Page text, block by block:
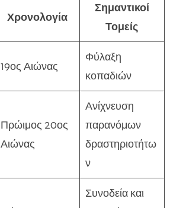
Χρονολογία
Σημαντικοί
Τομείς
19ος Αιώνας
Φύλαξη
κοπαδιών
Πρώιμος 20ος
Αιώνας
Ανίχνευση
παρανόμων
δραστηριοτήτω
ν
Συνοδεία και